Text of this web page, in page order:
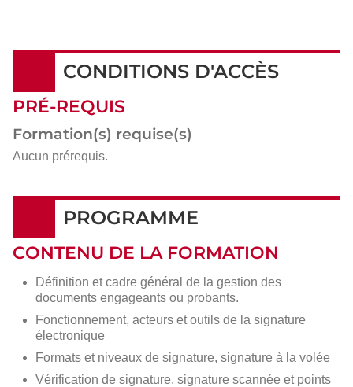
CONDITIONS D'ACCÈS
PRÉ-REQUIS
Formation(s) requise(s)
Aucun prérequis.
PROGRAMME
CONTENU DE LA FORMATION
Définition et cadre général de la gestion des
documents engageants ou probants.
Fonctionnement, acteurs et outils de la signature
électronique
Formats et niveaux de signature, signature à la volée
Vérification de signature, signature scannée et points